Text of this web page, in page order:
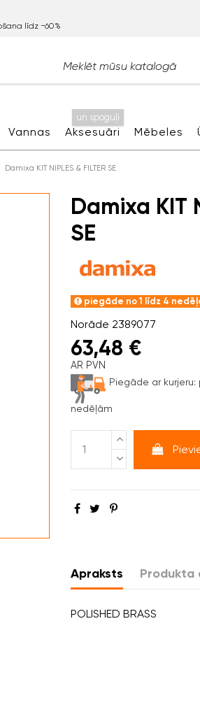
līdz −60%
Vannas Aksesuāri
un spoguļi
Mēbeles
Damixa KIT NIPLES & FILTER SE
Damixa KIT
SE
piegāde no 1 līdz 4
Norāde 2389077
63,48 €
AR PVN
Piegāde ar kurjeru:
nedēļām
Apraksts Produkta
POLISHED BRASS